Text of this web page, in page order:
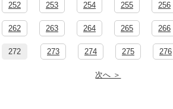
252 253 254 255 256
262 263 264 265 266
272 273 274 275 276
次へ ＞